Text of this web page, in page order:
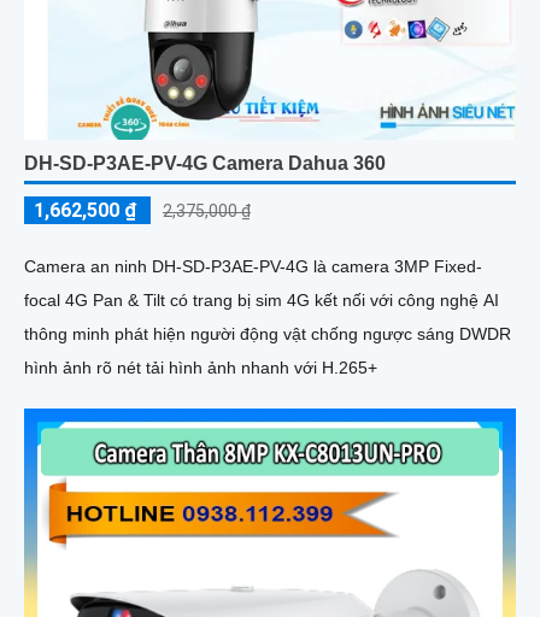
DH-SD-P3AE-PV-4G Camera Dahua 360
1,662,500 ₫ 2,375,000 ₫
Camera an ninh DH-SD-P3AE-PV-4G là camera 3MP Fixed-
focal 4G Pan & Tilt có trang bị sim 4G kết nối với công nghệ AI
thông minh phát hiện người động vật chống ngược sáng DWDR
hình ảnh rõ nét tải hình ảnh nhanh với H.265+